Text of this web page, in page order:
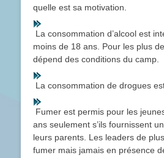
quelle est sa motivation.
La consommation d’alcool est
moins de 18 ans. Pour les plus
dépend des conditions du camp.
La consommation de drogues
Fumer est permis pour les
ans seulement s’ils fournissent
leurs parents. Les leaders de
fumer mais jamais en présence